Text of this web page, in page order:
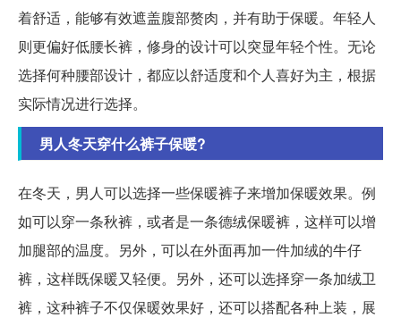
着舒适，能够有效遮盖腹部赘肉，并有助于保暖。年轻人
则更偏好低腰长裤，修身的设计可以突显年轻个性。无论
选择何种腰部设计，都应以舒适度和个人喜好为主，根据
实际情况进行选择。
男人冬天穿什么裤子保暖?
在冬天，男人可以选择一些保暖裤子来增加保暖效果。例
如可以穿一条秋裤，或者是一条德绒保暖裤，这样可以增
加腿部的温度。另外，可以在外面再加一件加绒的牛仔
裤，这样既保暖又轻便。另外，还可以选择穿一条加绒卫
裤，这种裤子不仅保暖效果好，还可以搭配各种上装，展